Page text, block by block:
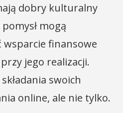
dobry kulturalny
mogą
wsparcie finansowe
jego realizacji.
swoich
online, ale nie tylko.